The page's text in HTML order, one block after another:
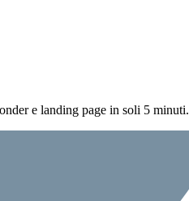
e landing page in soli 5 minuti.